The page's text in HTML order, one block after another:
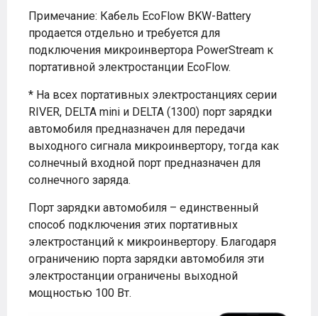
Примечание: Кабель EcoFlow BKW-Battery
продается отдельно и требуется для
подключения микроинвертора PowerStream к
портативной электростанции EcoFlow.
* На всех портативных электростанциях серии
RIVER, DELTA mini и DELTA (1300) порт зарядки
автомобиля предназначен для передачи
выходного сигнала микроинвертору, тогда как
солнечный входной порт предназначен для
солнечного заряда.
Порт зарядки автомобиля – единственный
способ подключения этих портативных
электростанций к микроинвертору. Благодаря
ограничению порта зарядки автомобиля эти
электростанции ограничены выходной
мощностью 100 Вт.